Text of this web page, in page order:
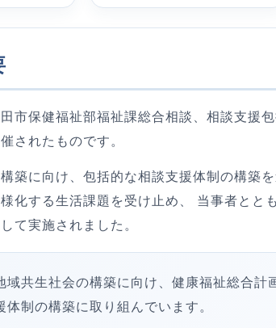
市保健福祉部福祉課総合相談、相談支援
されたものです。
築に向け、包括的な相談支援体制の構築
化する生活課題を受け止め、 当事者とと
て実施されました。
域共生社会の構築に向け、健康福祉総合計
体制の構築に取り組んでいます。